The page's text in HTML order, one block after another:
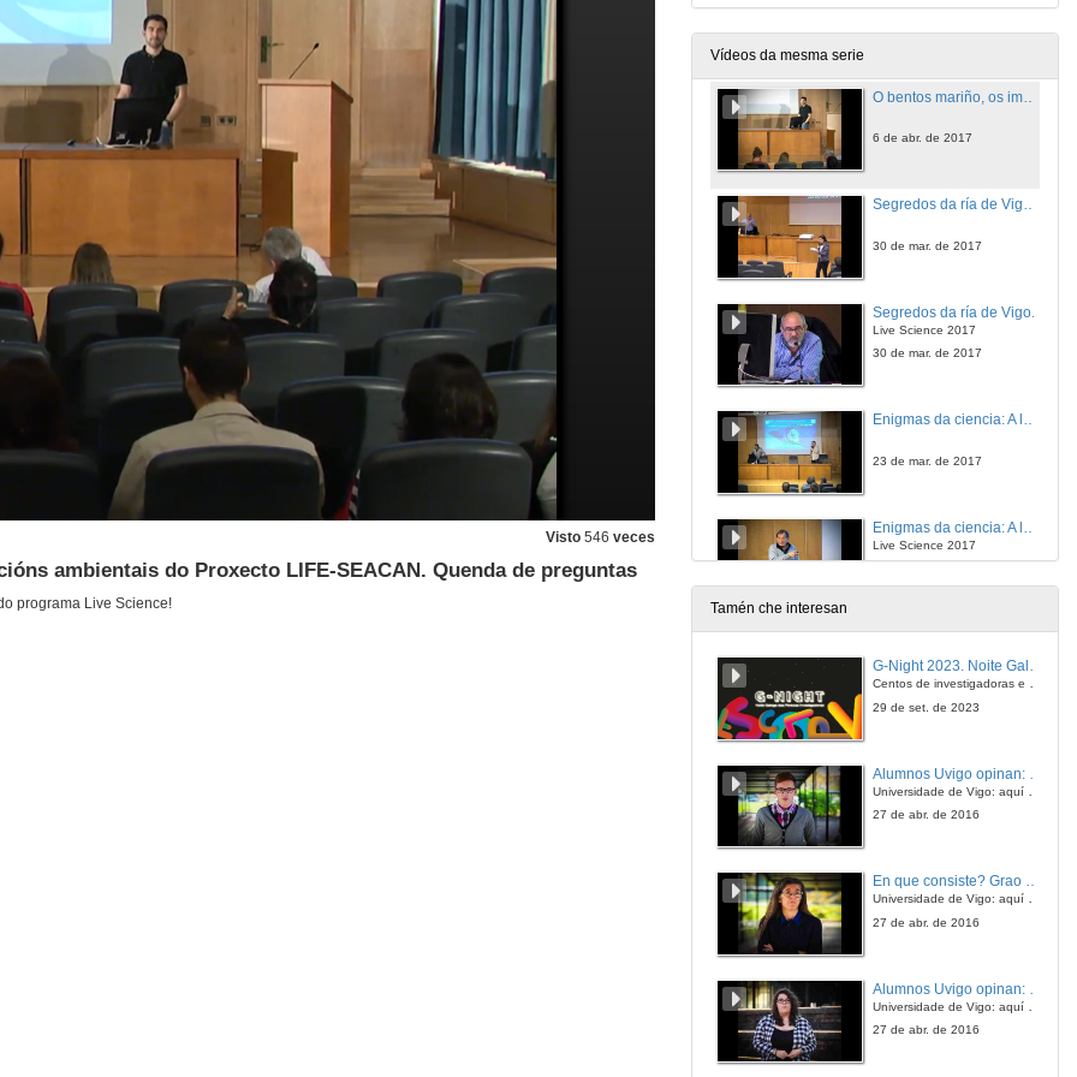
Visto 546 veces
ambientais do Proxecto LIFE-SEACAN. Quenda de preguntas
programa Live Science!
Vídeos da mesma serie
Live Science 2017
6 de abr. de 2017
6 de abr. de 2017
Segredos da ría de Vigo. Presentación de Jose Luis González
30 de mar. de 2017
Segredos da ría de Vigo.
Live Science 2017
30 de mar. de 2017
Enigmas da ciencia: A lura xigante. Presentación de Ángel Guerra Sierra
23 de mar. de 2017
Live Science 2017
Enigmas da ciencia: A lura xigante. Quenda de cuestións
23 de mar. de 2017
16 de mar. de 2017
16 de mar. de 2017
9 de mar. de 2017
Tamén che interesan
G-Night 2023. Noite Galega das Persoas Investigadoras. Conciencias creativas
Centos de investigadoras e investigadores, decenas de actividades e sete cidades
29 de set. de 2023
Universidade de Vigo: aquí todo é posible
27 de abr. de 2016
En que consiste? Grao en Ciencias da Linguaxe e Estudos Literarios
Universidade de Vigo: aquí todo é posible
27 de abr. de 2016
Universidade de Vigo: aquí todo é posible
27 de abr. de 2016